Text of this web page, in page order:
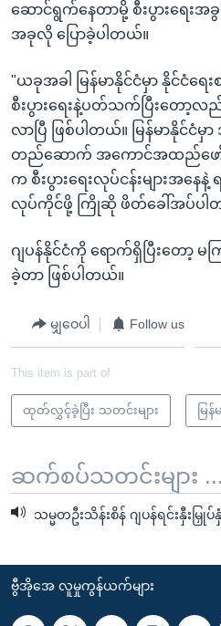
ရန်
ဆောင်ရွက်နေတာမို့ စီးပွားရေး
အခုလို ပြောခဲ့ပါတယ်။
"ယခုအခါ မြန်မာနိုင်ငံမှာ နိုင်ငံရေး
စီးပွားရေးနဲ့ပတ်သက်ပြီးတော့လ
လာပြီ ဖြစ်ပါတယ်။ မြန်မာနိုင်ငံမှ
တည်ဆောက် အကောင်အထည်ဖော်လ
က စီးပွားရေးလုပ်ငန်းများအနေနဲ့
လုပ်ကိုင်ဖို့ ကြိုဆို ဖိတ်ခေါ်အပ်ပါ
ဂျပန်နိုင်ငံကို ရောက်ရှိပြီးတော့ မ
ခဲ့တာ ဖြစ်ပါတယ်။
မျှဝေပါ Follow us
This item is part of
ထုတ်လွှင့်ခဲ့ပြီး သတင်းများ မြန်
ဆက်စပ်သတင်းများ ...
သမ္မတဦးသိန်းစိန် ဂျပန်ရင်းနှီးမ
ဗွီအိုအေ လူမှုကွန်ယက်များ